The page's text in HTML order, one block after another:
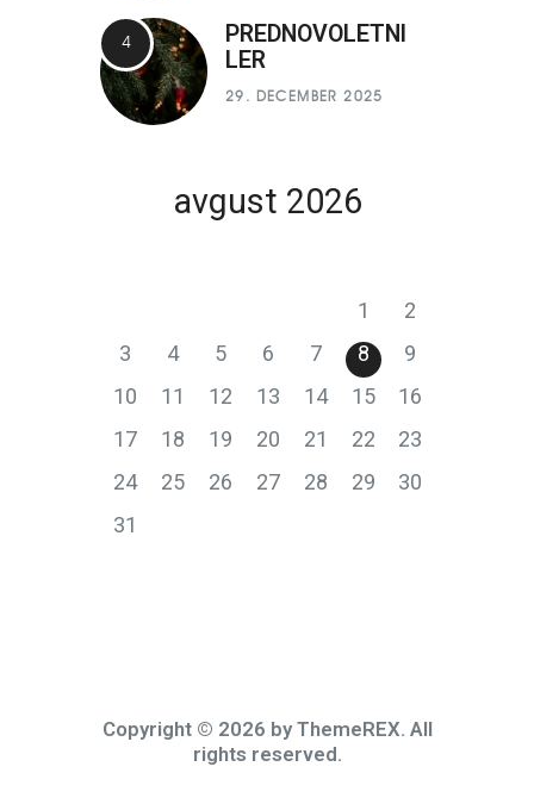
PREDNOVOLETNI
LER
29. DECEMBER 2025
avgust 2026
1
2
3
4 5 6 7 8
9
10
11 12 13 14 15
16
17
18 19 20 21 22
23
24
25 26 27 28 29
30
31
Copyright © 2026 by ThemeREX. All
rights reserved.